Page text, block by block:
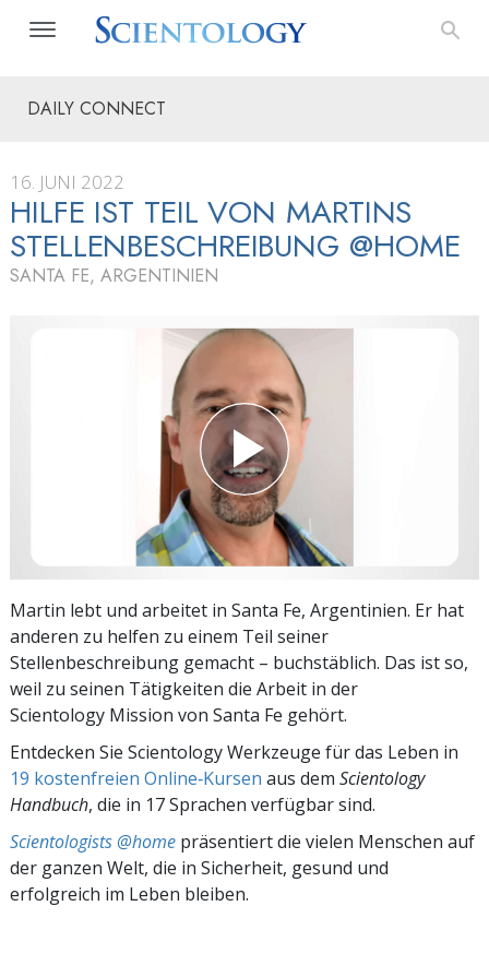
DAILY CONNECT
16. JUNI 2022
HILFE IST TEIL VON MARTINS
STELLENBESCHREIBUNG @HOME
SANTA FE, ARGENTINIEN
Martin lebt und arbeitet in Santa Fe, Argentinien. Er hat
anderen zu helfen zu einem Teil seiner
Stellenbeschreibung gemacht – buchstäblich. Das ist so,
weil zu seinen Tätigkeiten die Arbeit in der
Scientology Mission von Santa Fe gehört.
Entdecken Sie Scientology Werkzeuge für das Leben in
19 kostenfreien Online‑Kursen aus dem Scientology
Handbuch, die in 17 Sprachen verfügbar sind.
Scientologists @home präsentiert die vielen Menschen auf
der ganzen Welt, die in Sicherheit, gesund und
erfolgreich im Leben bleiben.